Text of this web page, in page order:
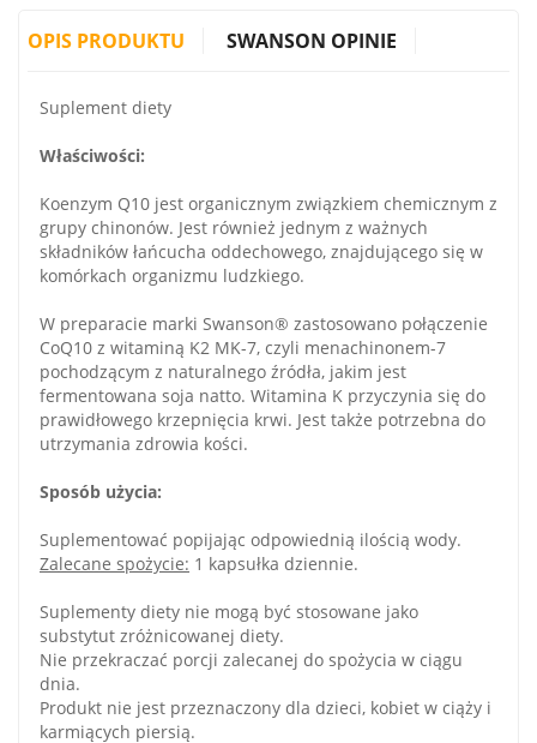
OPIS PRODUKTU SWANSON OPINIE
Suplement diety
Właściwości:
Koenzym Q10 jest organicznym związkiem chemicznym z
grupy chinonów. Jest również jednym z ważnych
składników łańcucha oddechowego, znajdującego się w
komórkach organizmu ludzkiego.
W preparacie marki Swanson® zastosowano połączenie
CoQ10 z witaminą K2 MK-7, czyli menachinonem-7
pochodzącym z naturalnego źródła, jakim jest
fermentowana soja natto. Witamina K przyczynia się do
prawidłowego krzepnięcia krwi. Jest także potrzebna do
utrzymania zdrowia kości.
Sposób użycia:
Suplementować popijając odpowiednią ilością wody.
Zalecane spożycie: 1 kapsułka dziennie.
Suplementy diety nie mogą być stosowane jako
substytut zróżnicowanej diety.
Nie przekraczać porcji zalecanej do spożycia w ciągu
dnia.
Produkt nie jest przeznaczony dla dzieci, kobiet w ciąży i
karmiących piersią.